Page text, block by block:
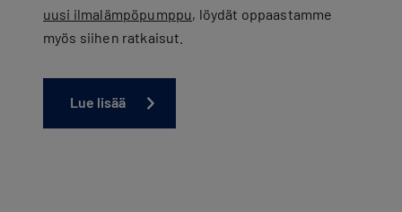
uusi ilmalämpöpumppu, löydät oppaastamme
myös siihen ratkaisut.
Lue lisää